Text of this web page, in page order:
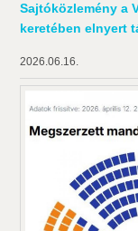
Sajtóközlemény a
keretében elnyert
2026.06.16.